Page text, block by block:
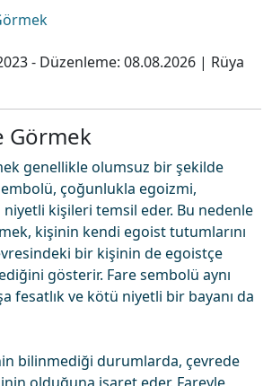
- Düzenleme: 08.08.2026 | Rüya
Görmek
genellikle olumsuz bir şekilde
çoğunlukla egoizmi,
niyetli kişileri temsil eder. Bu nedenle
kişinin kendi egoist tutumlarını
bir kişinin de egoistçe
gösterir. Fare sembolü aynı
fesatlık ve kötü niyetli bir bayanı da
bilinmediği durumlarda, çevrede